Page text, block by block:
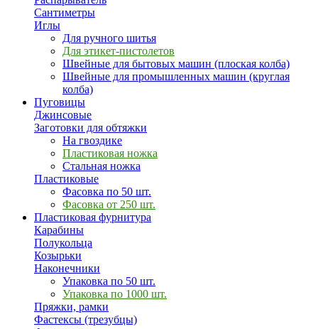
Сантиметры
Иглы
Для ручного шитья
Для этикет-пистолетов
Швейные для бытовых машин (плоская колба)
Швейные для промышленных машин (круглая
колба)
Пуговицы
Джинсовые
Заготовки для обтяжки
На гвоздике
Пластиковая ножка
Стальная ножка
Пластиковые
Фасовка по 50 шт.
Фасовка от 250 шт.
Пластиковая фурнитура
Карабины
Полукольца
Козырьки
Наконечники
Упаковка по 50 шт.
Упаковка по 1000 шт.
Пряжки, рамки
Фастексы (трезубцы)